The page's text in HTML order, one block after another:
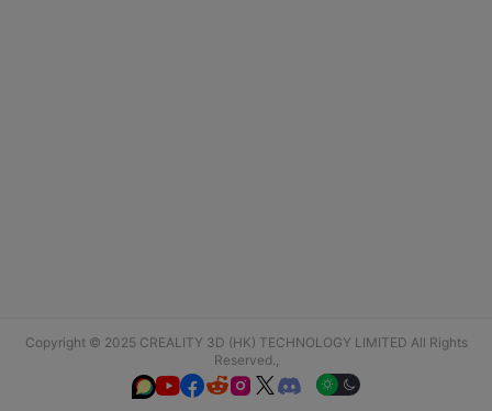
Copyright © 2025 CREALITY 3D (HK) TECHNOLOGY LIMITED All Rights
Reserved.,
  